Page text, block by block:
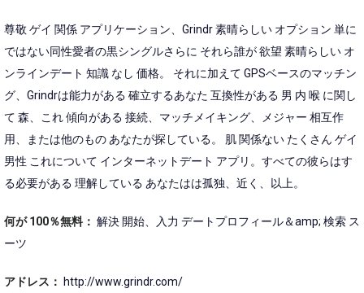
尊敬 ゲイ 関係 アプリケーション、Grindr 素晴らしい オプション 単に
ではない同性愛者の黒シングルさらに それら誰が 欲望 素晴らしい オ
ンラインデート 知識 なし 価格。 それに加えて GPSベースのマッチン
グ、Grindrは能力がある 確立するあなた 互換性がある 男 内 喉 に関し
て 森、これ 傾向がある 接続、マッチメイキング、メジャー 相互作
用、または他のもの あなたが探している。 肌 関係ない たくさん ゲイ
男性 これについて インターネットデート アプリ。すべての彼らはす
る必要がある 理解している あなたはは孤独、近く、以上。
何が 100％無料： 解決 開始、入力 デートプロフィール＆amp; 検索 ス
ーツ
アドレス： http://www.grindr.com/